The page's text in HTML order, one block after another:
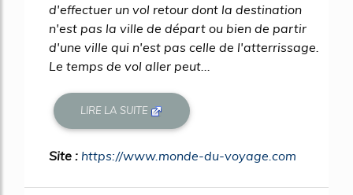
d'effectuer un vol retour dont la destination
n'est pas la ville de départ ou bien de partir
d'une ville qui n'est pas celle de l'atterrissage.
Le temps de vol aller peut...
LIRE LA SUITE
Site : https://www.monde-du-voyage.com